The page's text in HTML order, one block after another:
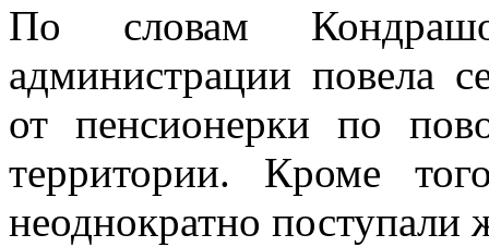
По словам
администрации повела
от пенсионерки по
территории. Кроме
неоднократно поступали